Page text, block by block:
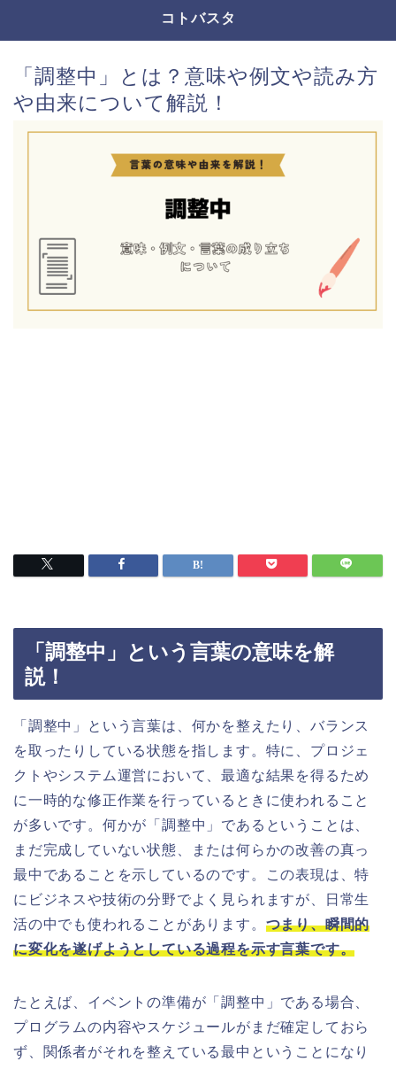
コトバスタ
「調整中」とは？意味や例文や読み方
や由来について解説！
「調整中」という言葉の意味を解
説！
「調整中」という言葉は、何かを整えたり、バランス
を取ったりしている状態を指します。特に、プロジェ
クトやシステム運営において、最適な結果を得るため
に一時的な修正作業を行っているときに使われること
が多いです。何かが「調整中」であるということは、
まだ完成していない状態、または何らかの改善の真っ
最中であることを示しているのです。この表現は、特
にビジネスや技術の分野でよく見られますが、日常生
活の中でも使われることがあります。 つまり、瞬間的
に変化を遂げようとしている過程を示す言葉です。
たとえば、イベントの準備が「調整中」である場合、
プログラムの内容やスケジュールがまだ確定しておら
ず、関係者がそれを整えている最中ということになり